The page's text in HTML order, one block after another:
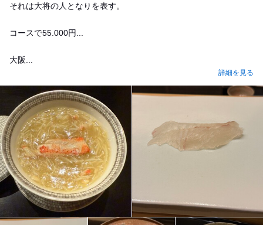
それは大将の人となりを表す。
コースで55.000円...
大阪...
詳細を見る